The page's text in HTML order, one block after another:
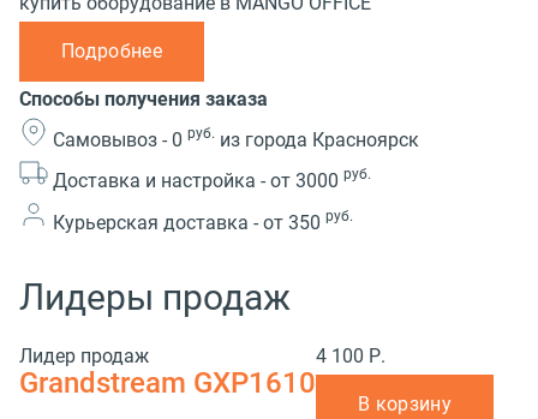
Подробнее
Способы получения заказа
Самовывоз - 0 руб. из города Красноярск
Доставка и настройка - от 3000 руб.
Курьерская доставка - от 350 руб.
Лидеры продаж
Лидер продаж
Grandstream GXP1610
4 100 Р.
В корзину